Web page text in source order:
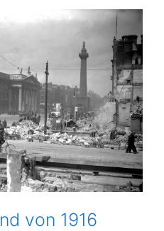
von 1916